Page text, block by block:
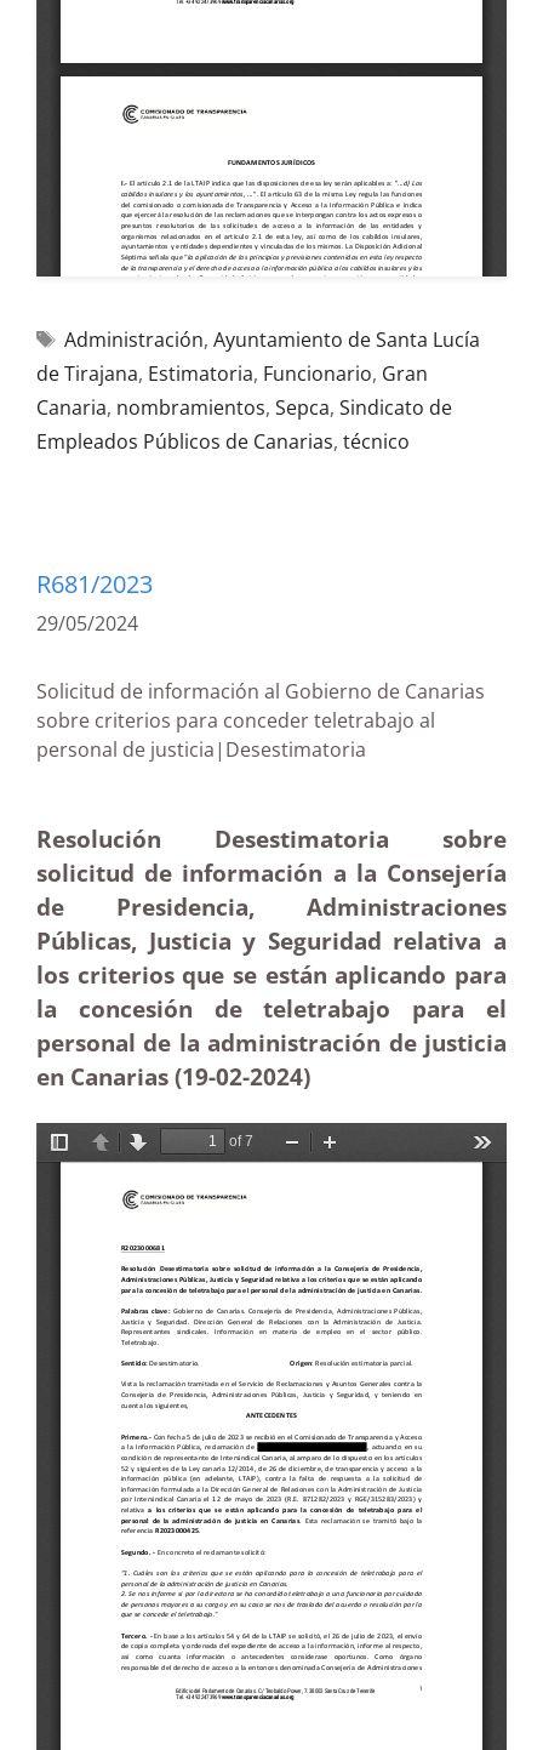
Administración, Ayuntamiento de Santa Lucía
de Tirajana, Estimatoria, Funcionario, Gran
Canaria, nombramientos, Sepca, Sindicato de
Empleados Públicos de Canarias, técnico
R681/2023
29/05/2024
Solicitud de información al Gobierno de Canarias
sobre criterios para conceder teletrabajo al
personal de justicia|Desestimatoria
Resolución Desestimatoria sobre
solicitud de información a la Consejería
de Presidencia, Administraciones
Públicas, Justicia y Seguridad relativa a
los criterios que se están aplicando para
la concesión de teletrabajo para el
personal de la administración de justicia
en Canarias (19-02-2024)